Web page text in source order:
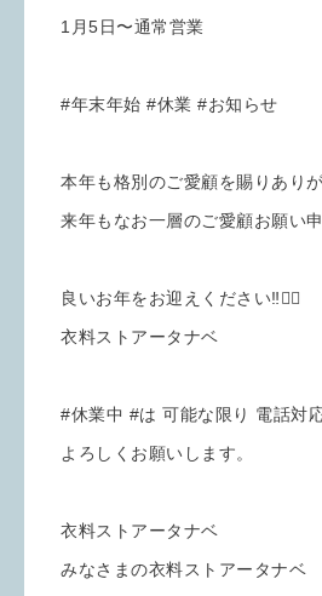
1月5日〜通常営業
#年末年始 #休業 #お知らせ
本年も格別のご愛顧を賜りあり
来年もなお一層のご愛顧お願い
良いお年をお迎えください‼️🙇‍♀️
衣料ストアータナベ
#休業中 #は 可能な限り 電話対
よろしくお願いします。
衣料ストアータナベ
みなさまの衣料ストアータナベ